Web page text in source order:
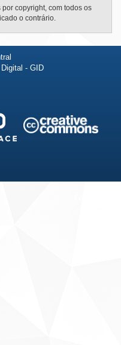
copyright, com todos os
o contrário.
- GID